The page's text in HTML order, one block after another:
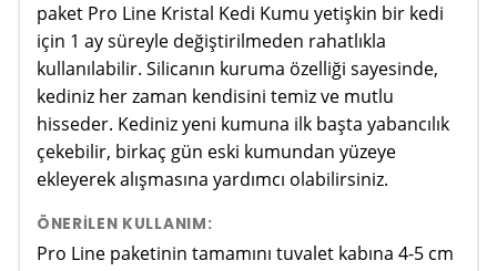
paket Pro Line Kristal Kedi Kumu yetişkin bir kedi
için 1 ay süreyle değiştirilmeden rahatlıkla
kullanılabilir. Silicanın kuruma özelliği sayesinde,
kediniz her zaman kendisini temiz ve mutlu
hisseder. Kediniz yeni kumuna ilk başta yabancılık
çekebilir, birkaç gün eski kumundan yüzeye
ekleyerek alışmasına yardımcı olabilirsiniz.
ÖNERILEN KULLANIM:
Pro Line paketinin tamamını tuvalet kabına 4-5 cm